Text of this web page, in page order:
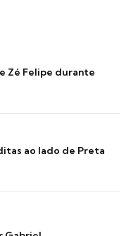
Zé Felipe durante
ao lado de Preta